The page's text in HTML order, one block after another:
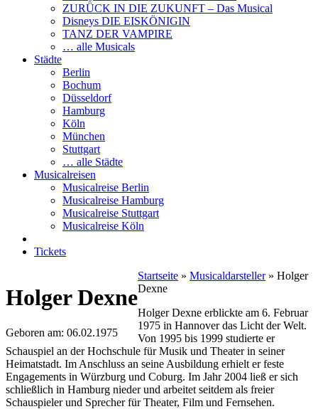
ZURÜCK IN DIE ZUKUNFT – Das Musical
Disneys DIE EISKÖNIGIN
TANZ DER VAMPIRE
… alle Musicals
Städte
Berlin
Bochum
Düsseldorf
Hamburg
Köln
München
Stuttgart
… alle Städte
Musicalreisen
Musicalreise Berlin
Musicalreise Hamburg
Musicalreise Stuttgart
Musicalreise Köln
Tickets
Holger Dexne
Geboren am: 06.02.1975
Startseite » Musicaldarsteller» Holger
Dexne
Holger Dexne erblickte am 6. Februar
1975 in Hannover das Licht der Welt.
Von 1995 bis 1999 studierte er
Schauspiel an der Hochschule für Musik und Theater in seiner
Heimatstadt. Im Anschluss an seine Ausbildung erhielt er feste
Engagements in Würzburg und Coburg. Im Jahr 2004 ließ er sich
schließlich in Hamburg nieder und arbeitet seitdem als freier
Schauspieler und Sprecher für Theater, Film und Fernsehen.